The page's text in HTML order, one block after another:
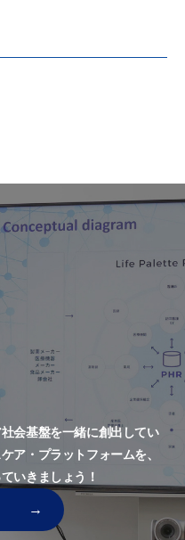
会基盤を一緒に創出してい
ア・プラットフォームを、
いきましょう！